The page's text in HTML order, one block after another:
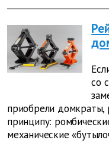
со
приобрели
принципу:
механические